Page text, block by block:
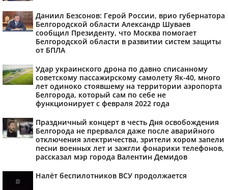
Даниил Безсонов: Герой России, врио губернатора
Белгородской области Александр Шуваев
сообщил Президенту, что Москва помогает
Белгородской области в развитии систем защиты
от БПЛА
Удар украинского дрона по давно списанному
советскому пассажирскому самолету Як-40, много
лет одиноко стоявшему на территории аэропорта
Белгорода, который сам по себе не
функционирует с февраля 2022 года
Праздничный концерт в честь Дня освобождения
Белгорода не прервался даже после аварийного
отключения электричества, зрители хором запели
песни военных лет и зажгли фонарики телефонов,
рассказал мэр города Валентин Демидов
Налёт беспилотников ВСУ продолжается